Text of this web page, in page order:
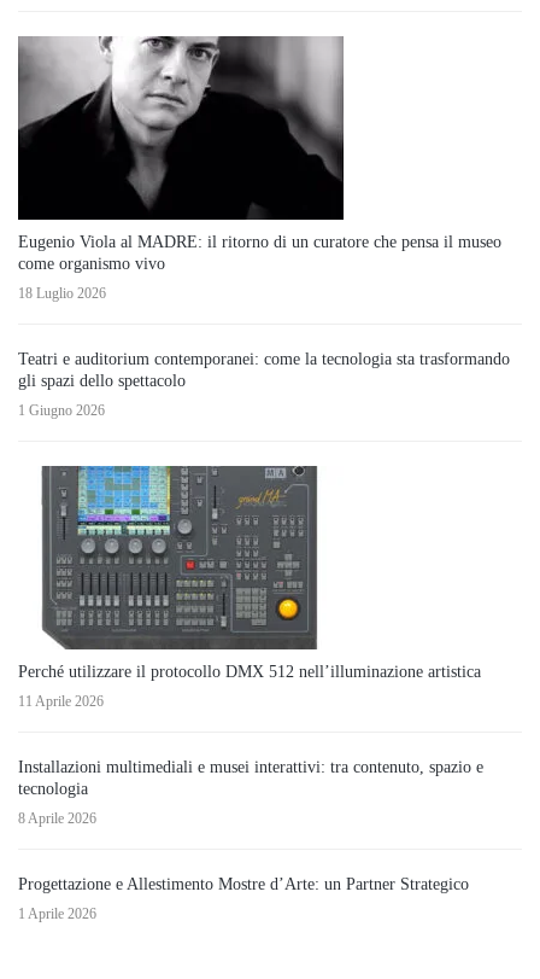
Eugenio Viola al MADRE: il ritorno di un curatore che pensa il museo
come organismo vivo
18 Luglio 2026
Teatri e auditorium contemporanei: come la tecnologia sta trasformando
gli spazi dello spettacolo
1 Giugno 2026
Perché utilizzare il protocollo DMX 512 nell’illuminazione artistica
11 Aprile 2026
Installazioni multimediali e musei interattivi: tra contenuto, spazio e
tecnologia
8 Aprile 2026
Progettazione e Allestimento Mostre d’Arte: un Partner Strategico
1 Aprile 2026